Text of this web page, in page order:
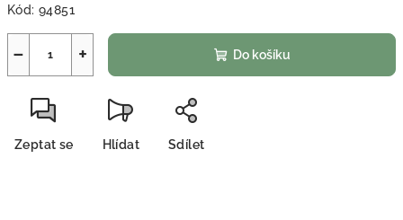
Kód: 94851
+
− Do košíku
Zeptat se Hlídat Sdílet